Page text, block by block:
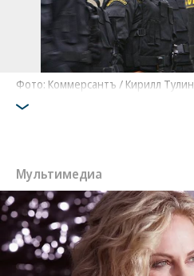
Фото: Коммерсантъ / Кирилл Тулин
Мультимедиа